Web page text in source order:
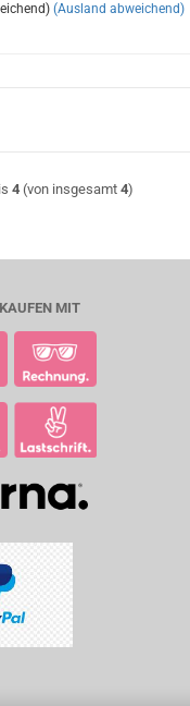
(Ausland abweichend)
4 (von insgesamt4)
MIT